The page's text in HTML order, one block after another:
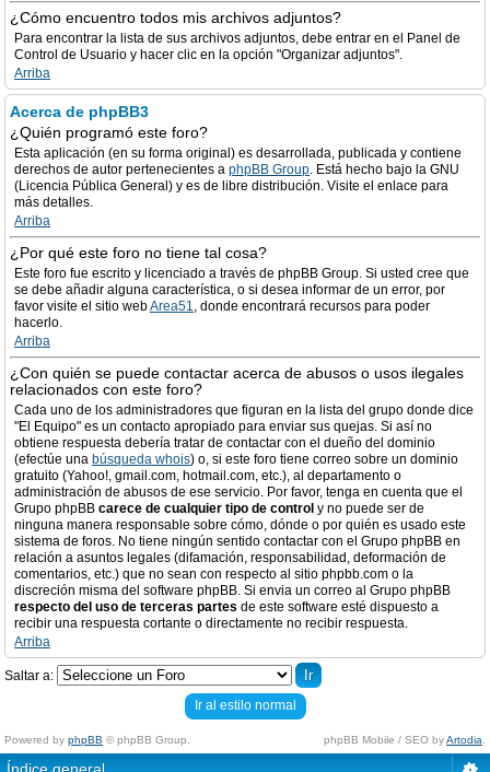
¿Cómo encuentro todos mis archivos adjuntos?
Para encontrar la lista de sus archivos adjuntos, debe entrar en el Panel de
Control de Usuario y hacer clic en la opción "Organizar adjuntos".
Arriba
Acerca de phpBB3
¿Quién programó este foro?
Esta aplicación (en su forma original) es desarrollada, publicada y contiene
derechos de autor pertenecientes a phpBB Group. Está hecho bajo la GNU
(Licencia Pública General) y es de libre distribución. Visite el enlace para
más detalles.
Arriba
¿Por qué este foro no tiene tal cosa?
Este foro fue escrito y licenciado a través de phpBB Group. Si usted cree que
se debe añadir alguna característica, o si desea informar de un error, por
favor visite el sitio webArea51, donde encontrará recursos para poder
hacerlo.
Arriba
¿Con quién se puede contactar acerca de abusos o usos ilegales
relacionados con este foro?
Cada uno de los administradores que figuran en la lista del grupo donde dice
"El Equipo" es un contacto apropiado para enviar sus quejas. Si así no
obtiene respuesta debería tratar de contactar con el dueño del dominio
(efectúe una búsqueda whois) o, si este foro tiene correo sobre un dominio
gratuito (Yahoo!, gmail.com, hotmail.com, etc.), al departamento o
administración de abusos de ese servicio. Por favor, tenga en cuenta que el
Grupo phpBB carece de cualquier tipo de control y no puede ser de
ninguna manera responsable sobre cómo, dónde o por quién es usado este
sistema de foros. No tiene ningún sentido contactar con el Grupo phpBB en
relación a asuntos legales (difamación, responsabilidad, deformación de
comentarios, etc.) que no sean con respecto al sitio phpbb.com o la
discreción misma del software phpBB. Si envia un correo al Grupo phpBB
respecto del uso de terceras partes de este software esté dispuesto a
recibir una respuesta cortante o directamente no recibir respuesta.
Arriba
Saltar a:
Ir al estilo normal
Powered by phpBB © phpBB Group. phpBB Mobile / SEO byArtodia